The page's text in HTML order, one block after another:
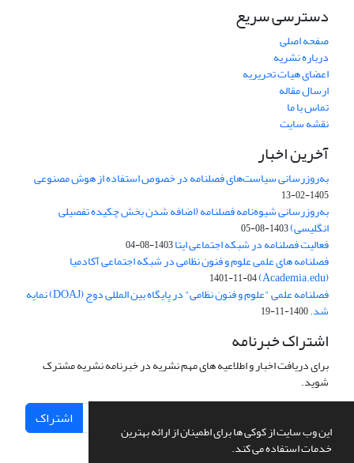
این وب سایت از کوکی ها برای اطمینان از ارائه بهترین
خدمات استفاده می کند.
دسترسی سریع
صفحه اصلی
درباره نشریه
اعضای هیات تحریریه
ارسال مقاله
تماس با ما
نقشه سایت
آخرین اخبار
به‌روزرسانی سیاست‌های فصلنامه در خصوص استفاده از هوش مصنوعی
1405-02-13
به‌روزرسانی شیوه‌نامه فصلنامه (اضافه شدن بخش چکیده تفصیلی
انگلیسی)1403-08-05
فعالیت فصلنامه در شبکه اجتماعی ایتا1403-08-04
فصلنامه های علمی علوم و فنون نظامی در شبکه اجتماعی آکادمیا
(Academia.edu)
1401-11-04
فصلنامه علمی "علوم و فنون نظامی" در پایگاه بین المللی دوج (DOAJ) نمایه
شد.1400-11-19
اشتراک خبرنامه
برای دریافت اخبار و اطلاعیه های مهم نشریه در خبرنامه نشریه مشترک
شوید.
اشتراک